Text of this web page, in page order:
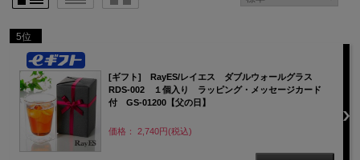
5位
[ギフト] RayES/レイエス ダブルウォールグラス
RDS-002 １個入り ラッピング・メッセージカード
付 GS-01200【父の日】
価格： 2,740円(税込)